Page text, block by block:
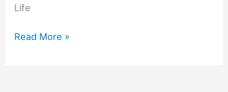
Life
Read More »